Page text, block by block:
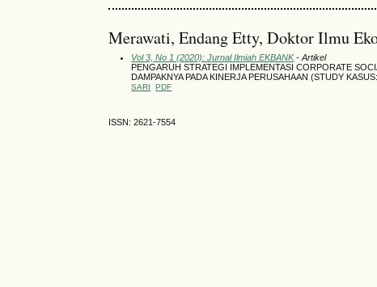
Merawati, Endang Etty, Doktor Ilmu
Vol 3, No 1 (2020): Jurnal Ilmiah EKBANK- Artikel
PENGARUH STRATEGI IMPLEMENTASI CORPORATE
DAMPAKNYA PADA KINERJA PERUSAHAAN (STUDY
SARI PDF
ISSN: 2621-7554